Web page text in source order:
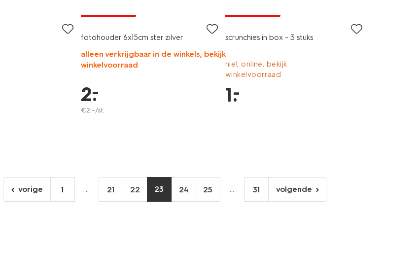
fotohouder 6x15cm ster zilver
alleen verkrijgbaar in de winkels, bekijk
winkelvoorraad
2.
–
€2.–/st.
scrunchies in box - 3 stuks
niet online, bekijk
winkelvoorraad
1.
–
ga
naar
vorige 1 ... 21 22 23 24 25 ... 31
volgende
pagina
volgende